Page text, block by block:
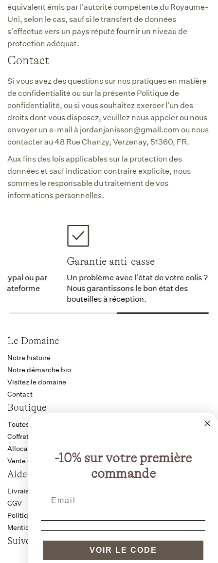
équivalent émis par l'autorité compétente du Royaume-
Uni, selon le cas, sauf si le transfert de données
s'effectue vers un pays réputé fournir un niveau de
protection adéquat.
Contact
Si vous avez des questions sur nos pratiques en matière
de confidentialité ou sur la présente Politique de
confidentialité, ou si vous souhaitez exercer l'un des
droits dont vous disposez, veuillez nous appeler ou nous
envoyer un e-mail à jordanjanisson@gmail.com ou nous
contacter au 48 Rue Chanzy, Verzenay, 51360, FR.
Aux fins des lois applicables sur la protection des
données et sauf indication contraire explicite, nous
sommes le responsable du traitement de vos
informations personnelles.
ou par
Garantie anti-casse
Un problème avec l'état de votre colis ?
Nous garantissons le bon état des
bouteilles à réception.
Le Domaine
Notre histoire
Notre démarche bio
Visitez le domaine
Contact
Boutique
Toutes les cuvées
Coffrets
Allocation Bourgogne
Vente directe producteur
Aide
Livraison anti-casse
CGV
Politique de confidentialité
Mentions légales
Suivez-nous
-10% sur votre première
commande
VOIR LE CODE